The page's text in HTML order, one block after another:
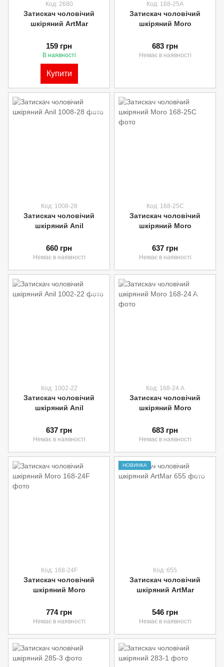
Код: 2680
Затискач чоловічий
шкіряний ArtMar
159 грн
В наявності
Купити
Код: 168-25А
Затискач чоловічий
шкіряний Moro
683 грн
Немає в наявності
Код: 1008-28
Затискач чоловічий
шкіряний Anil
660 грн
Немає в наявності
Код: 168-25C
Затискач чоловічий
шкіряний Moro
637 грн
Немає в наявності
Код: 1002-22
Затискач чоловічий
шкіряний Anil
637 грн
Немає в наявності
Код: 168-24 A
Затискач чоловічий
шкіряний Moro
683 грн
Немає в наявності
Код: 168-24F
Затискач чоловічий
шкіряний Moro
774 грн
Немає в наявності
НОВИНКА
Код: 655
Затискач чоловічий
шкіряний ArtMar
546 грн
Немає в наявності